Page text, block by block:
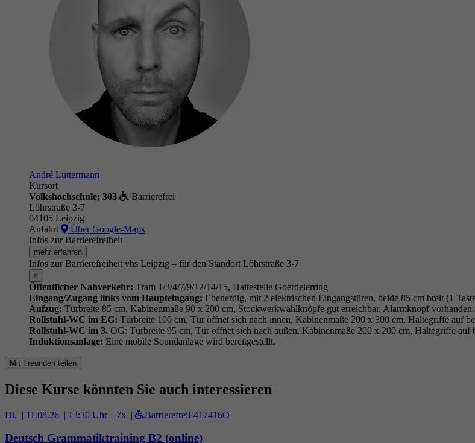
André Luttermann
Kursort
Volkshochschule; 303
Barrierefrei
Löhrstraße 3-7
04105 Leipzig
Anfahrt
Über Google-Maps
Infos zur Barrierefreiheit
mehr erfahren
Infos zur Barrierefreiheit vhs Leipzig – für den Standort Löhrstraße 3-7
×
Öffentlicher Nahverkehr: Tram 1/3/4/7/9/12/14/15, Haltestelle Goerdelerring
Eingang/Zugang links vom Haupteingang: Ebenerdig, mit 2 elektrischen Eingangstüren, beide 85 cm breit (1
Aufzug: Türbreite 85 cm, Kabinenmaße 90 x 200 cm, Stockwerkwahlknöpfe gut erreichbar, Alarmknopf vorhanden.
Rollstuhl-WC im EG: Türbreite 100 cm, Tür öffnet sich nach innen, Kabinenmaße 200 x 300 cm, Haltegriffe auf
Rollstuhl-WC im 3. OG: Türbreite 95 cm, Tür öffnet sich nach außen, Kabinenmaße 200 x 200 cm, Haltegriffe
Induktionsanlage: Eine mobile Soundanlage wird bereitgestellt.
Mit Freunden teilen
Diese Kurse könnten Sie auch interessieren
Di. | 11.08.26 | 13:30 Uhr | 7x | BarrierefreiF417416O
Deutsch Grammatiktraining B2 (online)